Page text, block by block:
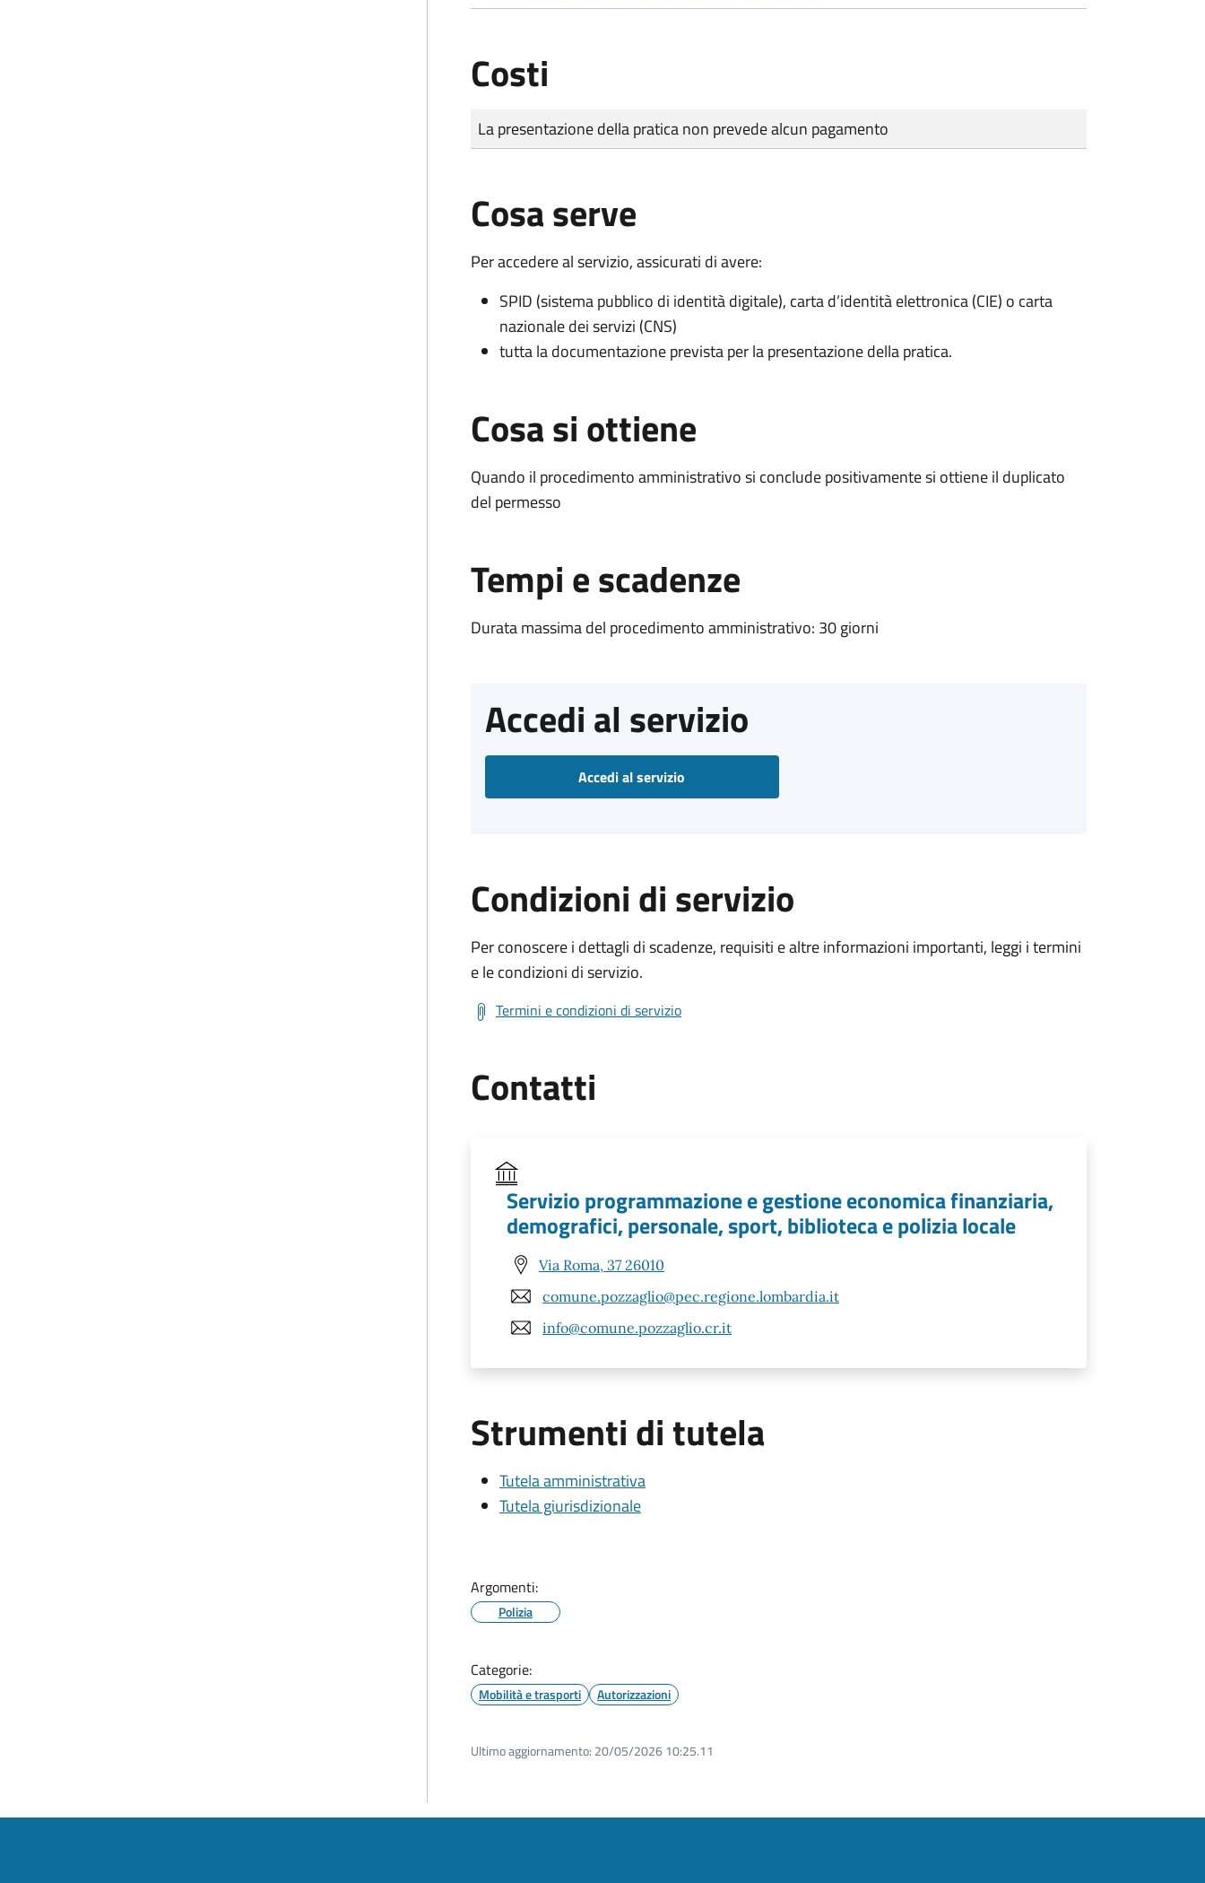
Costi
Tipo di pagamento
Importo
La presentazione della pratica non prevede alcun pagamento
Cosa serve
Per accedere al servizio, assicurati di avere:
SPID (sistema pubblico di identità digitale), carta d’identità elettronica (CIE) o carta
nazionale dei servizi (CNS)
tutta la documentazione prevista per la presentazione della pratica.
Cosa si ottiene
Quando il procedimento amministrativo si conclude positivamente si ottiene il duplicato
del permesso
Tempi e scadenze
Durata massima del procedimento amministrativo: 30 giorni
Accedi al servizio
Accedi al servizio
Condizioni di servizio
Per conoscere i dettagli di scadenze, requisiti e altre informazioni importanti, leggi i termini
e le condizioni di servizio.
Termini e condizioni di servizio
Contatti
Servizio programmazione e gestione economica finanziaria,
demografici, personale, sport, biblioteca e polizia locale
Via Roma, 37 26010
comune.pozzaglio@pec.regione.lombardia.it
info@comune.pozzaglio.cr.it
Strumenti di tutela
Tutela amministrativa
Tutela giurisdizionale
Argomenti:
Polizia
Categorie:
Mobilità e trasporti Autorizzazioni
Ultimo aggiornamento: 20/05/2026 10:25.11